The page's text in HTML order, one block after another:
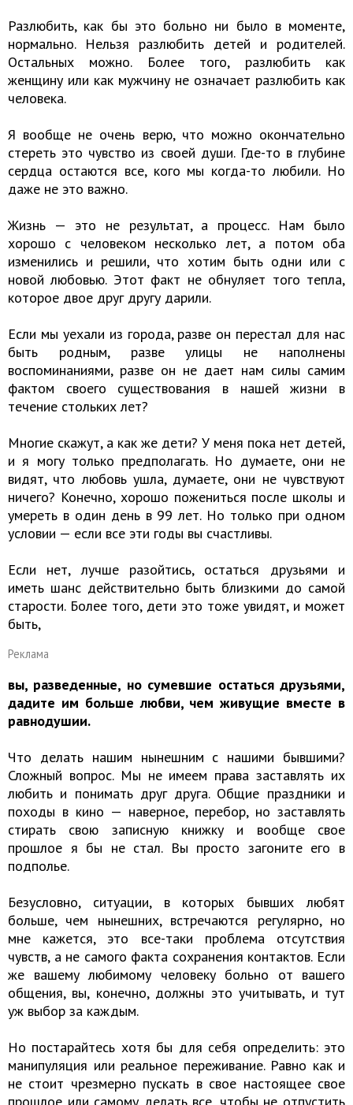
Разлюбить, как бы это больно ни было в моменте,
нормально. Нельзя разлюбить детей и родителей.
Остальных можно. Более того, разлюбить как
женщину или как мужчину не означает разлюбить как
человека.
Я вообще не очень верю, что можно окончательно
стереть это чувство из своей души. Где-то в глубине
сердца остаются все, кого мы когда-то любили. Но
даже не это важно.
Жизнь — это не результат, а процесс. Нам было
хорошо с человеком несколько лет, а потом оба
изменились и решили, что хотим быть одни или с
новой любовью. Этот факт не обнуляет того тепла,
которое двое друг другу дарили.
Если мы уехали из города, разве он перестал для нас
быть родным, разве улицы не наполнены
воспоминаниями, разве он не дает нам силы самим
фактом своего существования в нашей жизни в
течение стольких лет?
Многие скажут, а как же дети? У меня пока нет детей,
и я могу только предполагать. Но думаете, они не
видят, что любовь ушла, думаете, они не чувствуют
ничего? Конечно, хорошо пожениться после школы и
умереть в один день в 99 лет. Но только при одном
условии — если все эти годы вы счастливы.
Если нет, лучше разойтись, остаться друзьями и
иметь шанс действительно быть близкими до самой
старости. Более того, дети это тоже увидят, и может
быть,
Реклама
вы, разведенные, но сумевшие остаться друзьями,
дадите им больше любви, чем живущие вместе в
равнодушии.
Что делать нашим нынешним с нашими бывшими?
Сложный вопрос. Мы не имеем права заставлять их
любить и понимать друг друга. Общие праздники и
походы в кино — наверное, перебор, но заставлять
стирать свою записную книжку и вообще свое
прошлое я бы не стал. Вы просто загоните его в
подполье.
Безусловно, ситуации, в которых бывших любят
больше, чем нынешних, встречаются регулярно, но
мне кажется, это все-таки проблема отсутствия
чувств, а не самого факта сохранения контактов. Если
же вашему любимому человеку больно от вашего
общения, вы, конечно, должны это учитывать, и тут
уж выбор за каждым.
Но постарайтесь хотя бы для себя определить: это
манипуляция или реальное переживание. Равно как и
не стоит чрезмерно пускать в свое настоящее свое